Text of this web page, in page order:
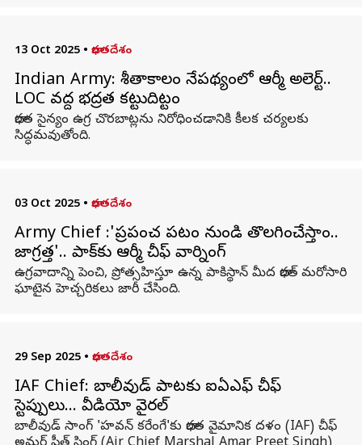
13 Oct 2025 • భారతదేశం
Indian Army: శీతాకాలం నేపథ్యంలో ఆర్మీ అలెర్ట్..
LOC వద్ద భద్రత కట్టుదిట్టం
భారత సైన్యం ఉగ్ర చొరబాట్లను నిరోధించడానికి కీలక చర్యలకు
సిద్ధమవుతోంది.
03 Oct 2025 • భారతదేశం
Army Chief :'ప్రపంచ పటం నుండి తొలగించేస్తాం..
జాగ్రత్త'.. పాక్‌కు ఆర్మీ చీఫ్‌ వార్నింగ్
ఉగ్రవాదాన్ని పెంచి, ప్రోత్సహిస్తూ ఉన్న పాకిస్థాన్‌ మీద భారత్‌ మరోసారి
ఘాటైన హెచ్చరికలు జారీ చేసింది.
29 Sep 2025 • భారతదేశం
IAF Chief: బాలీవుడ్‌ పాటకు ఐఏఎఫ్ చీఫ్‌
స్టెప్పులు… వీడియో వైరల్
బాలీవుడ్‌ సాంగ్‌ 'హవన్‌ కరేంగే'కు భారత వైమానిక దళం (IAF) చీఫ్‌